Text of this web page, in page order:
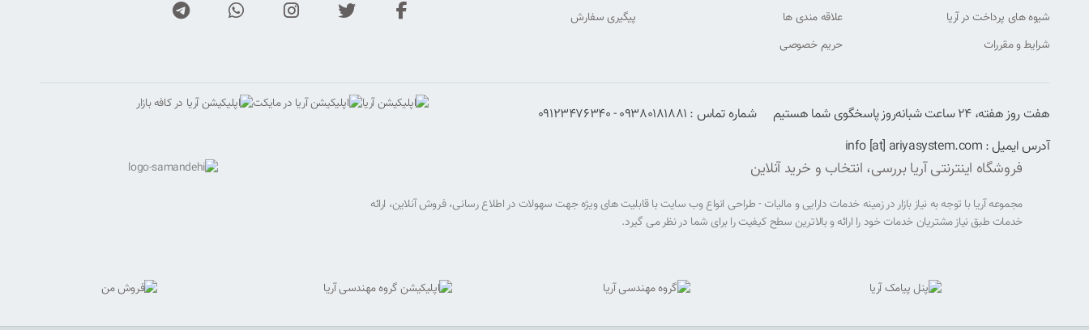
پیگیری سفارش
علاقه مندی ها
حریم خصوصی
شیوه های پرداخت در آریا
شرایط و مقررات
هفت روز هفته، ۲۴ ساعت شبانه‌روز پاسخگوی شما هستیم
شماره تماس : 09380181881 - 09123476340
آدرس ایمیل : info [at] ariyasystem.com
فروشگاه اینترنتی آریا بررسی، انتخاب و خرید آنلاین
مجموعه آریا با توجه به نیاز بازار در زمینه خدمات دارایی و مالیات - طراحی انواع وب سایت با قابلیت های ویژه جهت سهولات در اطلاع رسانی، فروش آنلاین، ارائه
خدمات طبق نیاز مشتریان خدمات خود را ارائه و بالاترین سطح کیفیت را برای شما در نظر می گیرد.